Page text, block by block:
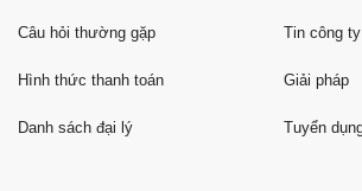
Câu hỏi thường gặp
Hình thức thanh toán
Danh sách đại lý
Tin công ty
Giải pháp
Tuyển